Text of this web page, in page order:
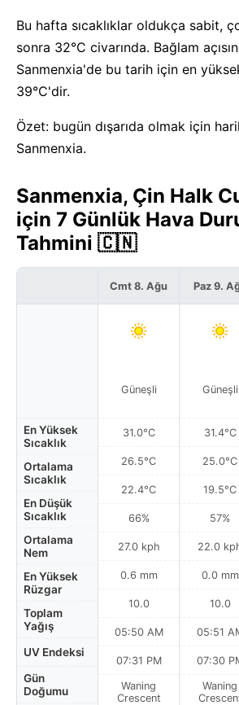
Bu hafta sıcaklıklar oldukça sabit,
sonra 32°C civarında. Bağlam
Sanmenxia'de bu tarih için en
39°C'dir.
Özet: bugün dışarıda olmak için
Sanmenxia.
Sanmenxia, Çin Halk
için 7 Günlük Hava
Tahmini 🇨🇳
En Yüksek
Sıcaklık
Ortalama
Sıcaklık
En Düşük
Sıcaklık
Ortalama
Nem
En Yüksek
Rüzgar
Toplam
Yağış
UV Endeksi
Gün
Doğumu
Cmt 8. Ağu
Güneşli
31.0°C
26.5°C
22.4°C
66%
27.0 kph
0.6 mm
10.0
05:50 AM
07:31 PM
Waning
Crescent
Paz 9.
Güneşli
31.4°C
25.0°C
19.5°C
57%
22.0
0.0 mm
10.0
05:51
07:30
Waning